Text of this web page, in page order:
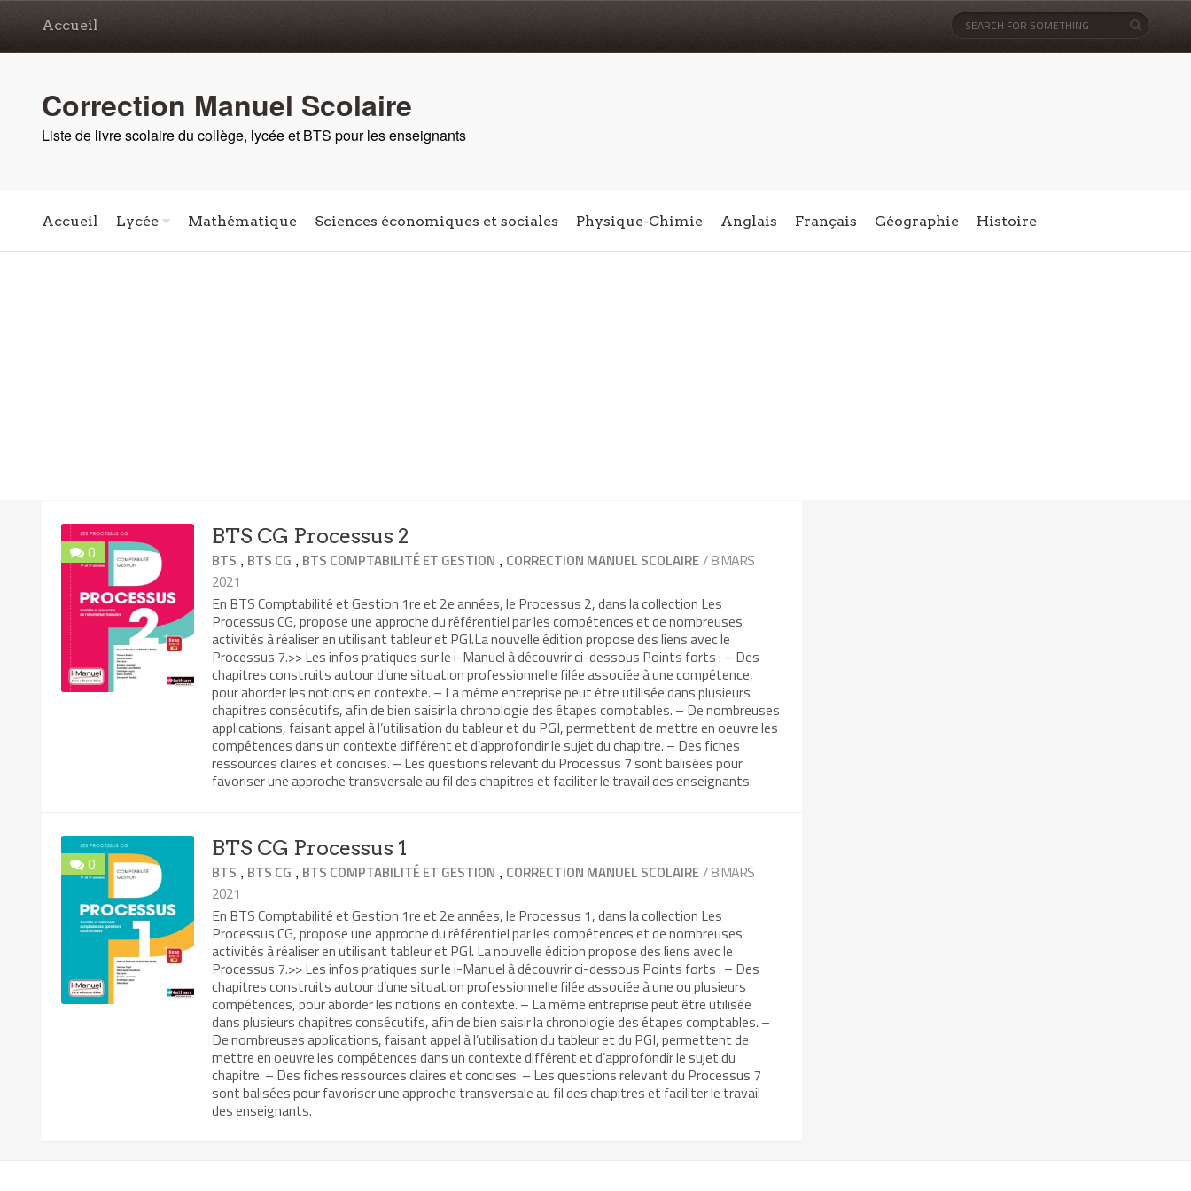
Accueil
Correction Manuel Scolaire
Liste de livre scolaire du collège, lycée et BTS pour les enseignants
Accueil Lycée Mathématique Sciences économiques et sociales Physique-Chimie Anglais Français Géographie Histoire
0
BTS CG Processus 2
BTS , BTS CG , BTS COMPTABILITÉ ET GESTION , CORRECTION MANUEL SCOLAIRE/ 8 MARS
2021
En BTS Comptabilité et Gestion 1re et 2e années, le Processus 2, dans la collection Les
Processus CG, propose une approche du référentiel par les compétences et de nombreuses
activités à réaliser en utilisant tableur et PGI.La nouvelle édition propose des liens avec le
Processus 7.>> Les infos pratiques sur le i-Manuel à découvrir ci-dessous Points forts : – Des
chapitres construits autour d’une situation professionnelle filée associée à une compétence,
pour aborder les notions en contexte. – La même entreprise peut être utilisée dans plusieurs
chapitres consécutifs, afin de bien saisir la chronologie des étapes comptables. – De nombreuses
applications, faisant appel à l’utilisation du tableur et du PGI, permettent de mettre en oeuvre les
compétences dans un contexte différent et d’approfondir le sujet du chapitre. – Des fiches
ressources claires et concises. – Les questions relevant du Processus 7 sont balisées pour
favoriser une approche transversale au fil des chapitres et faciliter le travail des enseignants.
0
BTS CG Processus 1
BTS , BTS CG , BTS COMPTABILITÉ ET GESTION , CORRECTION MANUEL SCOLAIRE/ 8 MARS
2021
En BTS Comptabilité et Gestion 1re et 2e années, le Processus 1, dans la collection Les
Processus CG, propose une approche du référentiel par les compétences et de nombreuses
activités à réaliser en utilisant tableur et PGI. La nouvelle édition propose des liens avec le
Processus 7.>> Les infos pratiques sur le i-Manuel à découvrir ci-dessous Points forts : – Des
chapitres construits autour d’une situation professionnelle filée associée à une ou plusieurs
compétences, pour aborder les notions en contexte. – La même entreprise peut être utilisée
dans plusieurs chapitres consécutifs, afin de bien saisir la chronologie des étapes comptables. –
De nombreuses applications, faisant appel à l’utilisation du tableur et du PGI, permettent de
mettre en oeuvre les compétences dans un contexte différent et d’approfondir le sujet du
chapitre. – Des fiches ressources claires et concises. – Les questions relevant du Processus 7
sont balisées pour favoriser une approche transversale au fil des chapitres et faciliter le travail
des enseignants.